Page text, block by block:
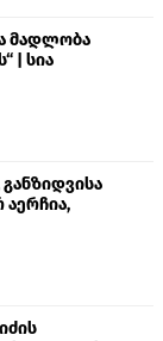
მადლობა
| სია
აერჩია,